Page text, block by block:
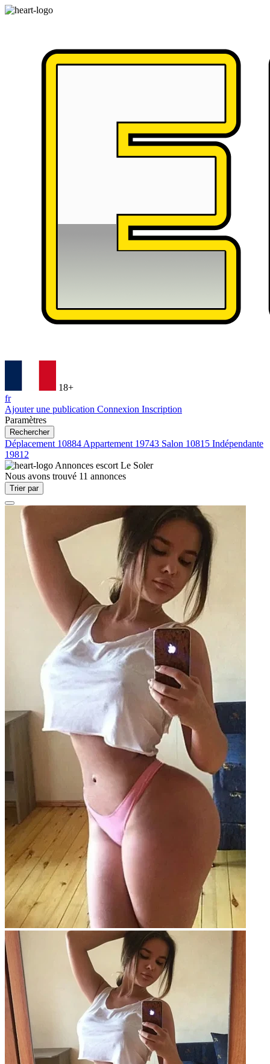
18+
fr
Ajouter une publication Connexion Inscription
Paramètres
Rechercher
Déplacement 10884 Appartement 19743 Salon 10815 Indépendante
19812
Annonces escort Le Soler
Nous avons trouvé 11 annonces
Trier par